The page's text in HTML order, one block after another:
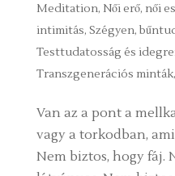
Meditation, Női erő, női
intimitás, Szégyen,
Testtudatosság és
Transzgenerációs minták,
Van az a pont a
vagy a torkodban,
Nem biztos, hogy fáj.